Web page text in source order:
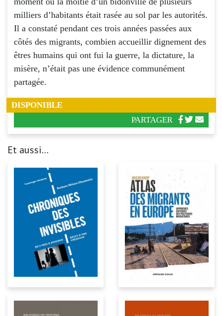
milliers d’habitants était rasée au sol par les autorités.
Il a constaté pendant ces trois années passées aux
côtés des migrants, combien accueillir dignement des
êtres humains qui ont fui la guerre, la dictature, la
misère, n’était pas une évidence communément
partagée.
DISPONIBLE
PARTAGER
Et aussi...